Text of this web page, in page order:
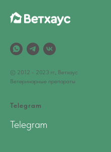
© 2012 - 2023 гг., Ветхаус
Ветеринарные препараты
Telegram
Telegram